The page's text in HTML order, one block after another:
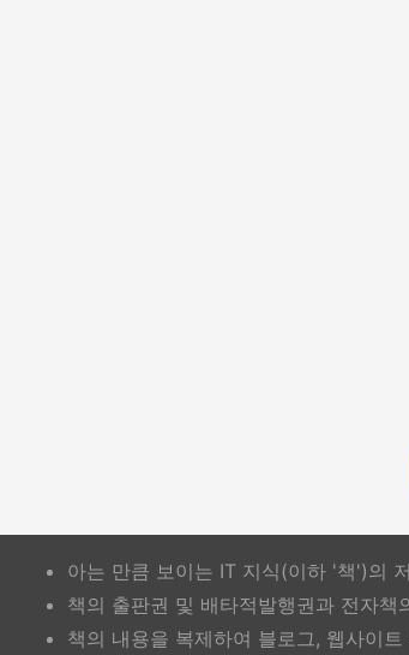
아는 만큼 보이는 IT 지식(이하 '책')의
책의 출판권 및 배타적발행권과 전자
책의 내용을 복제하여 블로그, 웹사이